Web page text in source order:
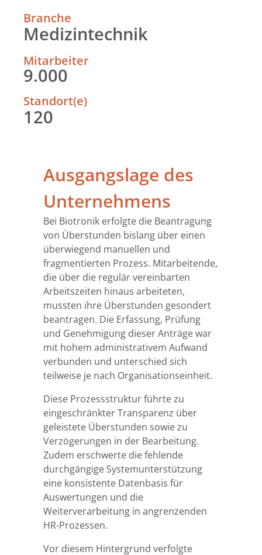
Branche
Medizintechnik
Mitarbeiter
9.000
Standort(e)
120
Ausgangslage des
Unternehmens
Bei Biotronik erfolgte die Beantragung
von Überstunden bislang über einen
überwiegend manuellen und
fragmentierten Prozess. Mitarbeitende,
die über die regulär vereinbarten
Arbeitszeiten hinaus arbeiteten,
mussten ihre Überstunden gesondert
beantragen. Die Erfassung, Prüfung
und Genehmigung dieser Anträge war
mit hohem administrativem Aufwand
verbunden und unterschied sich
teilweise je nach Organisationseinheit.
Diese Prozessstruktur führte zu
eingeschränkter Transparenz über
geleistete Überstunden sowie zu
Verzögerungen in der Bearbeitung.
Zudem erschwerte die fehlende
durchgängige Systemunterstützung
eine konsistente Datenbasis für
Auswertungen und die
Weiterverarbeitung in angrenzenden
HR-Prozessen.
Vor diesem Hintergrund verfolgte